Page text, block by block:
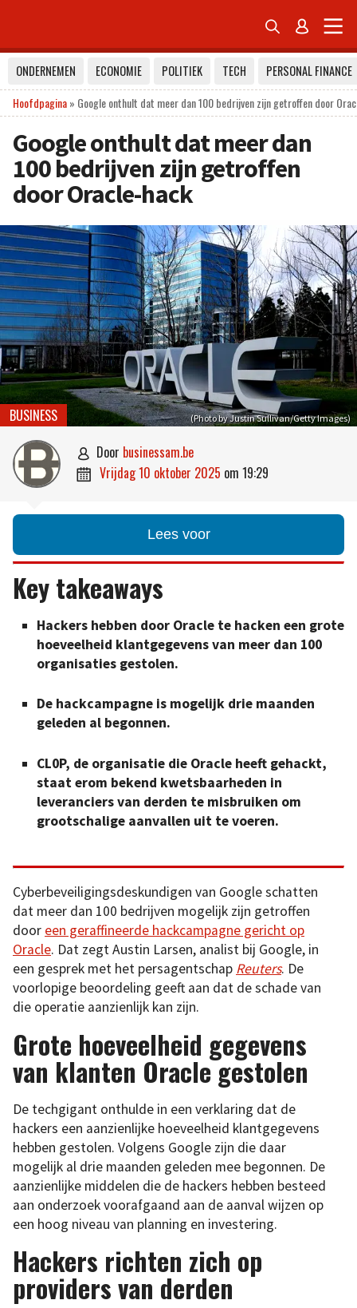
 
ONDERNEMEN ECONOMIE POLITIEK TECH
PERSONAL FINANCE
Hoofdpagina» Google onthult dat meer dan 100 bedrijven zijn getroffen door
Google onthult dat meer dan
100 bedrijven zijn getroffen
door Oracle-hack
(Photo by Justin Sullivan/Getty Images)
BUSINESS
 door businessam.be
 vrijdag 10 oktober 2025 om 19:29
Lees voor
Key takeaways
Hackers hebben door Oracle te hacken een grote
hoeveelheid klantgegevens van meer dan 100
organisaties gestolen.
De hackcampagne is mogelijk drie maanden
geleden al begonnen.
CL0P, de organisatie die Oracle heeft gehackt,
staat erom bekend kwetsbaarheden in
leveranciers van derden te misbruiken om
grootschalige aanvallen uit te voeren.
Cyberbeveiligingsdeskundigen van Google schatten
dat meer dan 100 bedrijven mogelijk zijn getroffen
door een geraffineerde hackcampagne gericht op
Oracle. Dat zegt Austin Larsen, analist bij Google, in
een gesprek met het persagentschap Reuters. De
voorlopige beoordeling geeft aan dat de schade van
die operatie aanzienlijk kan zijn.
Grote hoeveelheid gegevens
van klanten Oracle gestolen
De techgigant onthulde in een verklaring dat de
hackers een aanzienlijke hoeveelheid klantgegevens
hebben gestolen. Volgens Google zijn die daar
mogelijk al drie maanden geleden mee begonnen. De
aanzienlijke middelen die de hackers hebben besteed
aan onderzoek voorafgaand aan de aanval wijzen op
een hoog niveau van planning en investering.
Hackers richten zich op
providers van derden